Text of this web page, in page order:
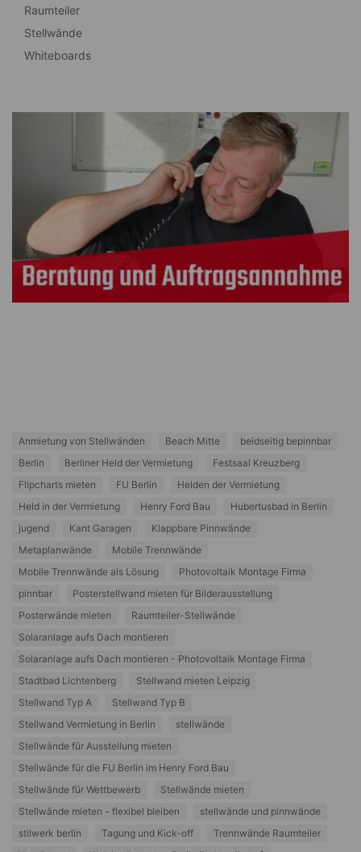
Raumteiler
Stellwände
Whiteboards
Anmietung von Stellwänden Beach Mitte
beidseitig bepinnbar
Berlin
Berliner Held der Vermietung
Festsaal Kreuzberg
Flipcharts mieten
FU Berlin
Helden der Vermietung
Held in der Vermietung
Henry Ford Bau
Hubertusbad in Berlin
jugend
Kant Garagen
Klappbare Pinnwände
Metaplanwände
Mobile Trennwände
Mobile Trennwände als Lösung
Photovoltaik Montage Firma
pinnbar
Posterstellwand mieten für Bilderausstellung
Posterwände mieten
Raumteiler-Stellwände
Solaranlage aufs Dach montieren
Solaranlage aufs Dach montieren - Photovoltaik Montage Firma
Stadtbad Lichtenberg
Stellwand mieten Leipzig
Stellwand Typ A
Stellwand Typ B
Stellwand Vermietung in Berlin
stellwände
Stellwände für Ausstellung mieten
Stellwände für die FU Berlin im Henry Ford Bau
Stellwände für Wettbewerb
Stellwände mieten
Stellwände mieten - flexibel bleiben
stellwände und pinnwände
stilwerk berlin
Tagung und Kick-off
Trennwände Raumteiler